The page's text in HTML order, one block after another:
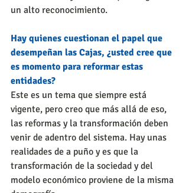
un alto reconocimiento.
Hay quienes cuestionan el papel que
desempeñan las Cajas, ¿usted cree que
es momento para reformar estas
entidades?
Este es un tema que siempre está
vigente, pero creo que más allá de eso,
las reformas y la transformación deben
venir de adentro del sistema. Hay unas
realidades de a puño y es que la
transformación de la sociedad y del
modelo económico proviene de la misma